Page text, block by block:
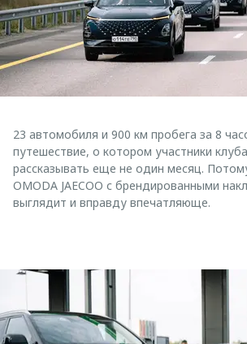
23 автомобиля и 900 км пробега за 8
путешествие, о котором участники
рассказывать еще не один месяц.
OMODA JAECOO с брендированными
выглядит и вправду впечатляюще.